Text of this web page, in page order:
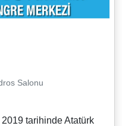
Salonu
tarihinde Atatürk